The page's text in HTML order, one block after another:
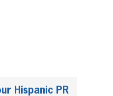
Hispanic PR